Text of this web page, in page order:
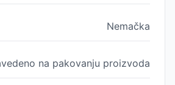
Nemačka
na pakovanju proizvoda